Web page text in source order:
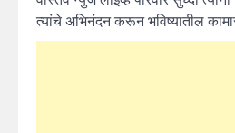
त्यांचे अभिनंदन करून भविष्यातील